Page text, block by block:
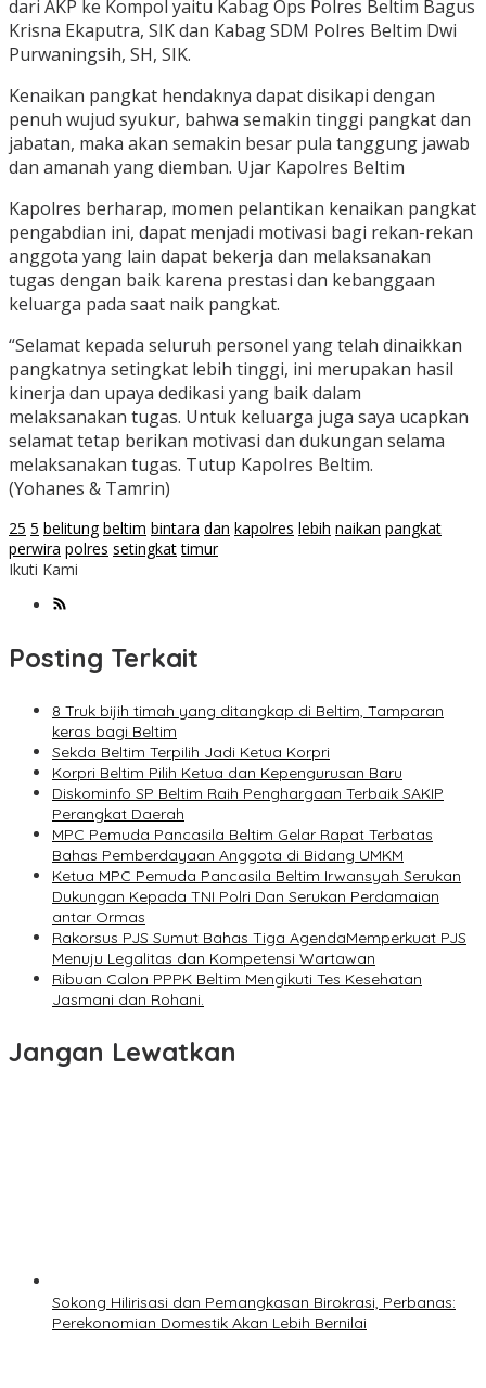
dari AKP ke Kompol yaitu Kabag Ops Polres Beltim Bagus
Krisna Ekaputra, SIK dan Kabag SDM Polres Beltim Dwi
Purwaningsih, SH, SIK.
Kenaikan pangkat hendaknya dapat disikapi dengan
penuh wujud syukur, bahwa semakin tinggi pangkat dan
jabatan, maka akan semakin besar pula tanggung jawab
dan amanah yang diemban. Ujar Kapolres Beltim
Kapolres berharap, momen pelantikan kenaikan pangkat
pengabdian ini, dapat menjadi motivasi bagi rekan-rekan
anggota yang lain dapat bekerja dan melaksanakan
tugas dengan baik karena prestasi dan kebanggaan
keluarga pada saat naik pangkat.
“Selamat kepada seluruh personel yang telah dinaikkan
pangkatnya setingkat lebih tinggi, ini merupakan hasil
kinerja dan upaya dedikasi yang baik dalam
melaksanakan tugas. Untuk keluarga juga saya ucapkan
selamat tetap berikan motivasi dan dukungan selama
melaksanakan tugas. Tutup Kapolres Beltim.
(Yohanes & Tamrin)
25 5 belitung beltim bintara dan kapolres lebih naikan pangkat
perwira polres setingkat timur
Ikuti Kami
Posting Terkait
8 Truk bijih timah yang ditangkap di Beltim, Tamparan
keras bagi Beltim
Sekda Beltim Terpilih Jadi Ketua Korpri
Korpri Beltim Pilih Ketua dan Kepengurusan Baru
Diskominfo SP Beltim Raih Penghargaan Terbaik SAKIP
Perangkat Daerah
MPC Pemuda Pancasila Beltim Gelar Rapat Terbatas
Bahas Pemberdayaan Anggota di Bidang UMKM
Ketua MPC Pemuda Pancasila Beltim Irwansyah Serukan
Dukungan Kepada TNI Polri Dan Serukan Perdamaian
antar Ormas
Rakorsus PJS Sumut Bahas Tiga AgendaMemperkuat PJS
Menuju Legalitas dan Kompetensi Wartawan
Ribuan Calon PPPK Beltim Mengikuti Tes Kesehatan
Jasmani dan Rohani.
Jangan Lewatkan
Sokong Hilirisasi dan Pemangkasan Birokrasi, Perbanas:
Perekonomian Domestik Akan Lebih Bernilai